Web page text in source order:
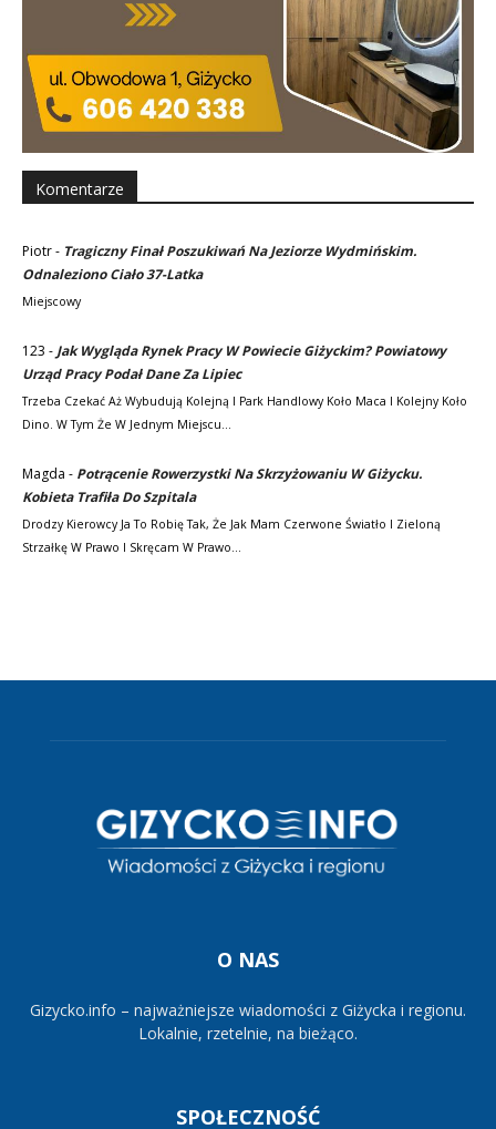
Komentarze
Piotr- Tragiczny Finał Poszukiwań Na Jeziorze Wydmińskim.
Odnaleziono Ciało 37-Latka
Miejscowy
123 - Jak Wygląda Rynek Pracy W Powiecie Giżyckim? Powiatowy
Urząd Pracy Podał Dane Za Lipiec
Trzeba Czekać Aż Wybudują Kolejną I Park Handlowy Koło Maca I Kolejny Koło
Dino. W Tym Że W Jednym Miejscu…
Magda - Potrącenie Rowerzystki Na Skrzyżowaniu W Giżycku.
Kobieta Trafiła Do Szpitala
Drodzy Kierowcy Ja To Robię Tak, Że Jak Mam Czerwone Światło I Zieloną
Strzałkę W Prawo I Skręcam W Prawo…
O NAS
Gizycko.info – najważniejsze wiadomości z Giżycka i regionu.
Lokalnie, rzetelnie, na bieżąco.
SPOŁECZNOŚĆ